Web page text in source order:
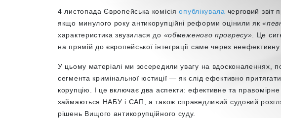
4 листопада Європейська комісіяопублікувала черговий звіт
якщо минулого року антикорупційні реформи оцінили як
характеристика звузилася до «обмеженого прогресу» . Це
на прямій до європейської інтеграції саме через неефективну
У цьому матеріалі ми зосередили увагу на вдосконаленнях,
сегмента кримінальної юстиції — як слід ефективно
корупцію. І це включає два аспекти: ефективне та правомірне
займаються НАБУ і САП, а також справедливий судовий
рішень Вищого антикорупційного суду.